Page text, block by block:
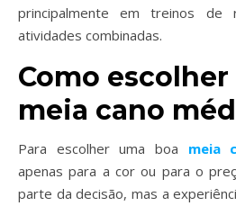
principalmente em treinos de
atividades combinadas.
Como
meia cano
Para escolher uma boa meia
apenas para a cor ou para o
parte da decisão, mas a